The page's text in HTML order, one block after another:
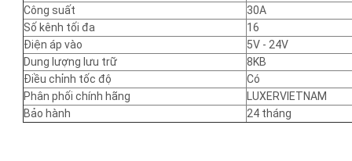
Công suất
30A
Số kênh tối đa
16
Điện áp vào
5V - 24V
Dung lượng lưu trữ
8KB
Điều chỉnh tốc độ
Có
Phân phối chính hãng
LUXERVIETNAM
Bảo hành
24 tháng